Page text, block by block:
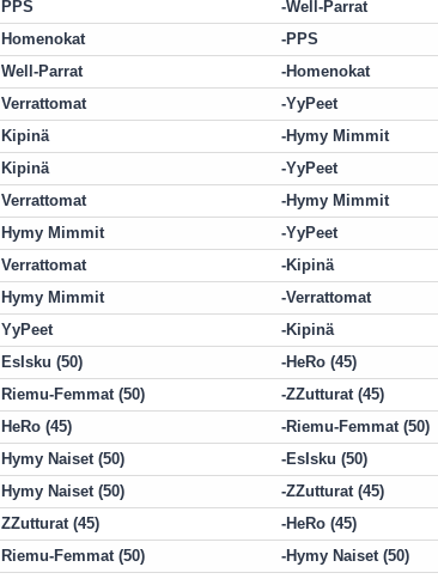
PPS Well-Parrat
Homenokat PPS
Well-Parrat Homenokat
Verrattomat YyPeet
Kipinä Hymy Mimmit
Kipinä YyPeet
Verrattomat Hymy Mimmit
Hymy Mimmit YyPeet
Verrattomat Kipinä
Hymy Mimmit Verrattomat
YyPeet Kipinä
EsIsku (50) HeRo (45)
Riemu-Femmat (50) ZZutturat (45)
HeRo (45) Riemu-Femmat (50)
Hymy Naiset (50) EsIsku (50)
Hymy Naiset (50) ZZutturat (45)
ZZutturat (45) HeRo (45)
Riemu-Femmat (50) Hymy Naiset (50)